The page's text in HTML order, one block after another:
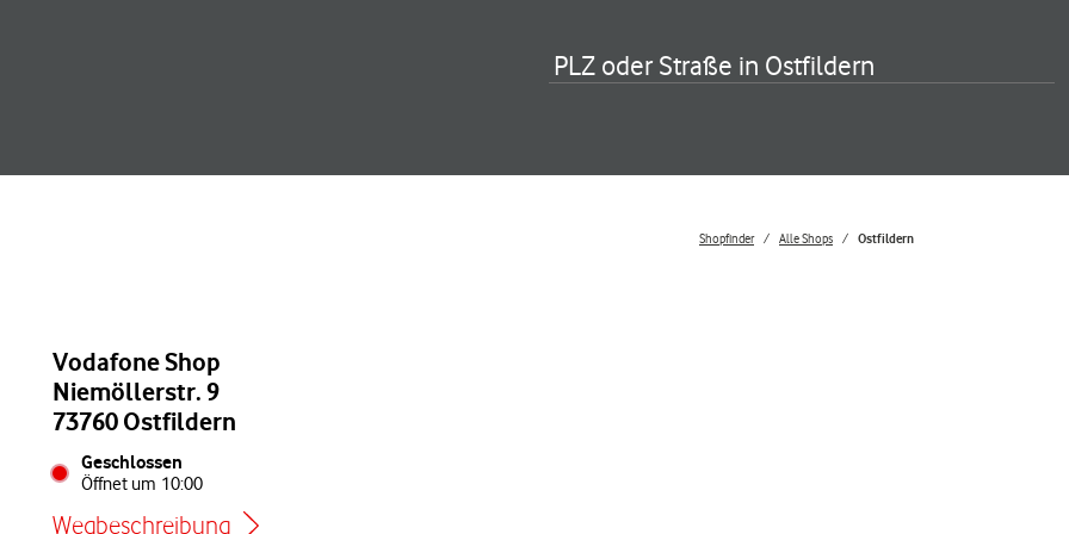
PLZ oder Straße in Ostfildern
Shopfinder Alle Shops Ostfildern
Vodafone Shop
Niemöllerstr. 9
73760 Ostfildern
Geschlossen
Öffnet um 10:00
Wegbeschreibung